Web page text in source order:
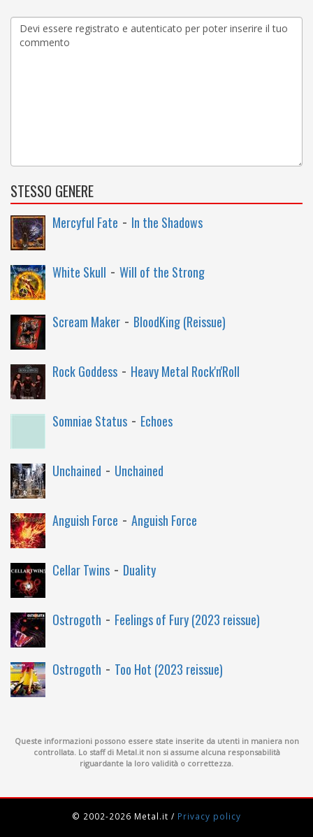
STESSO GENERE
Mercyful Fate - In the Shadows
White Skull - Will of the Strong
Scream Maker - BloodKing (Reissue)
Rock Goddess - Heavy Metal Rock'n'Roll
Somniae Status - Echoes
Unchained - Unchained
Anguish Force - Anguish Force
Cellar Twins - Duality
Ostrogoth - Feelings of Fury (2023 reissue)
Ostrogoth - Too Hot (2023 reissue)
Queste informazioni possono essere state inserite da utenti in maniera non
controllata. Lo staff di Metal.it non si assume alcuna responsabilità
riguardante la loro validità o correttezza.
© 2002-2026 Metal.it / Privacy policy